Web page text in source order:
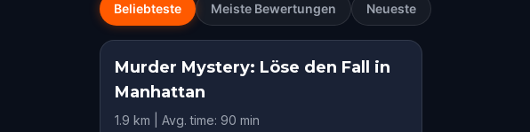
Beliebteste Meiste Bewertungen Neueste
Murder Mystery: Löse den Fall in
Manhattan
1.9 km | Avg. time: 90 min